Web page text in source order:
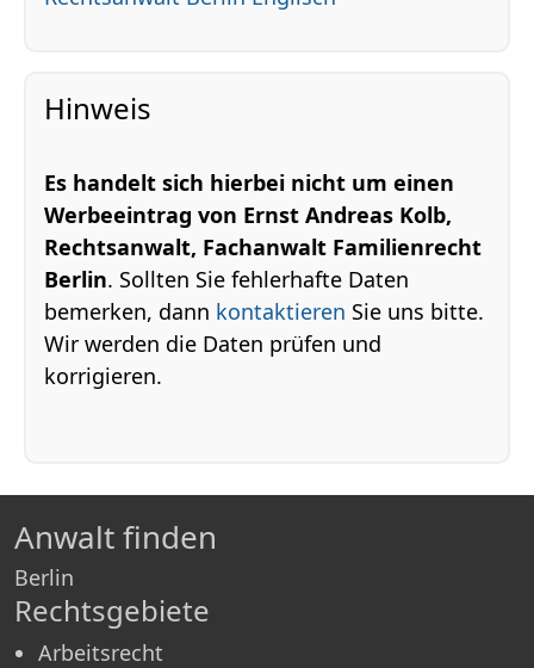
Hinweis
Es handelt sich hierbei nicht um einen
Werbeeintrag von Ernst Andreas Kolb,
Rechtsanwalt, Fachanwalt Familienrecht
Berlin. Sollten Sie fehlerhafte Daten
bemerken, dann kontaktieren Sie uns bitte.
Wir werden die Daten prüfen und
korrigieren.
Anwalt finden
Berlin
Rechtsgebiete
Arbeitsrecht